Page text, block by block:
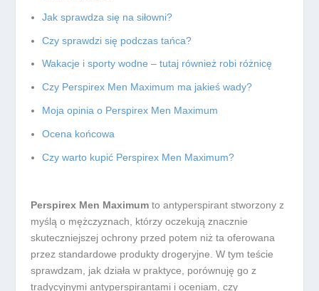
Jak sprawdza się na siłowni?
Czy sprawdzi się podczas tańca?
Wakacje i sporty wodne – tutaj również robi różnicę
Czy Perspirex Men Maximum ma jakieś wady?
Moja opinia o Perspirex Men Maximum
Ocena końcowa
Czy warto kupić Perspirex Men Maximum?
Perspirex Men Maximumto antyperspirant stworzony z
myślą o mężczyznach, którzy oczekują znacznie
skuteczniejszej ochrony przed potem niż ta oferowana
przez standardowe produkty drogeryjne. W tym teście
sprawdzam, jak działa w praktyce, porównuję go z
tradycyjnymi antyperspirantami i oceniam, czy